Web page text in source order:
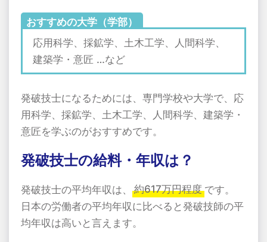
おすすめの大学（学部）
応用科学、採鉱学、土木工学、人間科学、
建築学・意匠 …など
発破技士になるためには、専門学校や大学で、応
用科学、採鉱学、土木工学、人間科学、建築学・
意匠を学ぶのがおすすめです。
発破技士の給料・年収は？
発破技士の平均年収は、 約617万円程度です。
日本の労働者の平均年収に比べると発破技師の平
均年収は高いと言えます。